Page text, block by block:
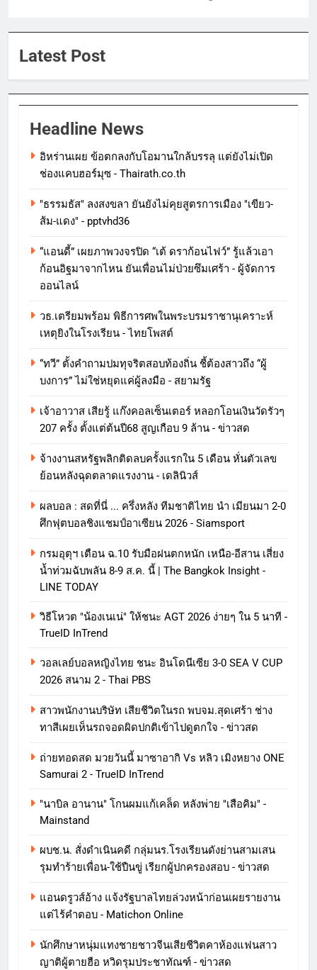
Latest Post
Headline News
อิหร่านเผย ข้อตกลงกับโอมานใกล้บรรลุ แต่ยังไม่เปิด
ช่องแคบฮอร์มุซ - Thairath.co.th
"ธรรมธัส" ลงสงขลา ยันยังไม่คุยสูตรการเมือง "เขียว-
ส้ม-แดง" - pptvhd36
“แอนดี้” เผยภาพวงจรปิด “เต้ ดราก้อนไฟว์” รู้แล้วเอา
ก้อนอิฐมาจากไหน ยันเพื่อนไม่ป่วยซึมเศร้า - ผู้จัดการ
ออนไลน์
วธ.เตรียมพร้อม พิธีการศพในพระบรมราชานุเคราะห์
เหตุยิงในโรงเรียน - ไทยโพสต์
“ทวี” ตั้งคำถามปมทุจริตสอบท้องถิ่น ชี้ต้องสาวถึง “ผู้
บงการ” ไม่ใช่หยุดแค่ผู้ลงมือ - สยามรัฐ
เจ้าอาวาส เสียรู้ แก๊งคอลเซ็นเตอร์ หลอกโอนเงินวัดรัวๆ
207 ครั้ง ตั้งแต่ต้นปี68 สูญเกือบ 9 ล้าน - ข่าวสด
จ้างงานสหรัฐพลิกติดลบครั้งแรกใน 5 เดือน หั่นตัวเลข
ย้อนหลังฉุดตลาดแรงงาน - เดลินิวส์
ผลบอล : สดที่นี่ ... ครึ่งหลัง ทีมชาติไทย นำ เมียนมา 2-0
ศึกฟุตบอลชิงแชมป์อาเซียน 2026 - Siamsport
กรมอุตุฯ เตือน ฉ.10 รับมือฝนตกหนัก เหนือ-อีสาน เสี่ยง
น้ำท่วมฉับพลัน 8-9 ส.ค. นี้ | The Bangkok Insight -
LINE TODAY
วิธีโหวต "น้องเนเน่" ให้ชนะ AGT 2026 ง่ายๆ ใน 5 นาที -
TrueID InTrend
วอลเลย์บอลหญิงไทย ชนะ อินโดนีเซีย 3-0 SEA V CUP
2026 สนาม 2 - Thai PBS
สาวพนักงานบริษัท เสียชีวิตในรถ พบจม.สุดเศร้า ช่าง
ทาสีเผยเห็นรถจอดผิดปกติเข้าไปดูตกใจ - ข่าวสด
ถ่ายทอดสด มวยวันนี้ มาซาอากิ Vs หลิว เมิงหยาง ONE
Samurai 2 - TrueID InTrend
"นาบิล อานาน" โกนผมแก้เคล็ด หลังพ่าย "เสือคิม" -
Mainstand
ผบช.น. สั่งดำเนินคดี กลุ่มนร.โรงเรียนดังย่านสามเสน
รุมทำร้ายเพื่อน-ใช้ปืนขู่ เรียกผู้ปกครองสอบ - ข่าวสด
แอนดรูวส์อ้าง แจ้งรัฐบาลไทยล่วงหน้าก่อนเผยรายงาน
แต่ไร้คำตอบ - Matichon Online
นักศึกษาหนุ่มแทงชายชาวจีนเสียชีวิตคาห้องแฟนสาว
ญาติผู้ตายฮือ หวิดรุมประชาทัณฑ์ - ข่าวสด